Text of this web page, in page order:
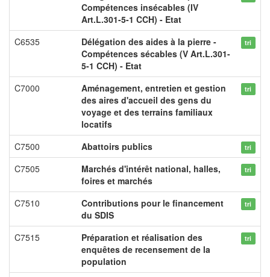
Compétences insécables (IV
Art.L.301-5-1 CCH) - Etat
C6535
Délégation des aides à la pierre -
Compétences sécables (V Art.L.301-
5-1 CCH) - Etat
tri
C7000
Aménagement, entretien et gestion
des aires d'accueil des gens du
voyage et des terrains familiaux
locatifs
tri
C7500 Abattoirs publics tri
C7505
Marchés d'intérêt national, halles,
foires et marchés
tri
C7510
Contributions pour le financement
du SDIS
tri
C7515
Préparation et réalisation des
enquêtes de recensement de la
population
tri